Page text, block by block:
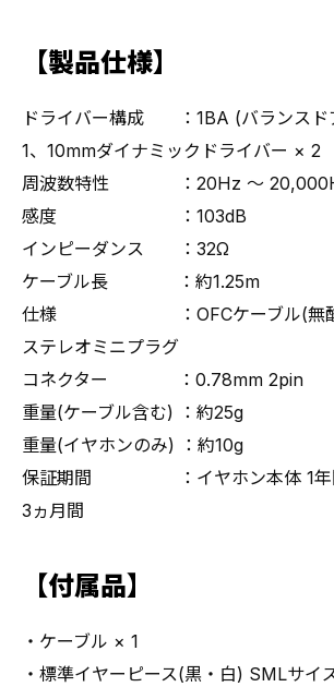
【製品仕様】
ドライバー構成 ：1BA (バランスド
1、10mmダイナミックドライバー × 2
周波数特性 ：20Hz ～
感度 ：103dB
インピーダンス ：32Ω
ケーブル長 ：約1.25m
仕様 ：OFCケーブル(無酸素
ステレオミニプラグ
コネクター ：0.78mm 2pin
重量(ケーブル含む) ：約25g
重量(イヤホンのみ) ：約10g
保証期間 ：イヤホン本体 1年間
3ヵ月間
【付属品】
・ケーブル × 1
・標準イヤーピース(黒・白) SMLサイ